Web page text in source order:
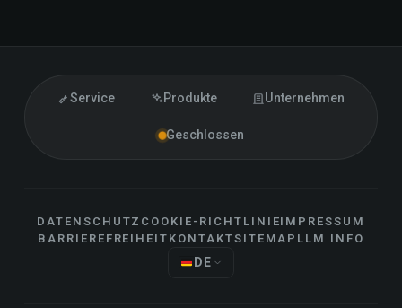
Service Produkte Unternehmen
Geschlossen
DATENSCHUTZ COOKIE-RICHTLINIEIMPRESSUM
BARRIEREFREIHEIT KONTAKTSITEMAP LLM INFO
DE